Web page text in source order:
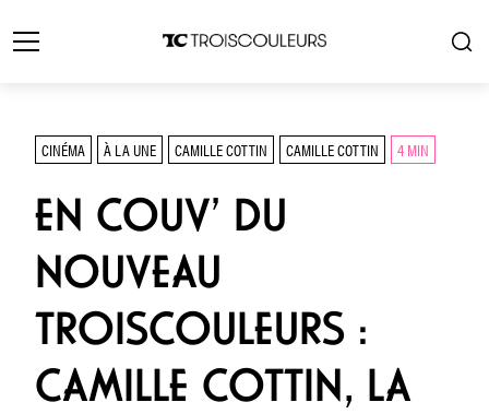
CINÉMA À LA UNE CAMILLE COTTIN CAMILLE COTTIN 4 MIN
EN COUV’ DU
NOUVEAU
TROISCOULEURS :
CAMILLE COTTIN, LA